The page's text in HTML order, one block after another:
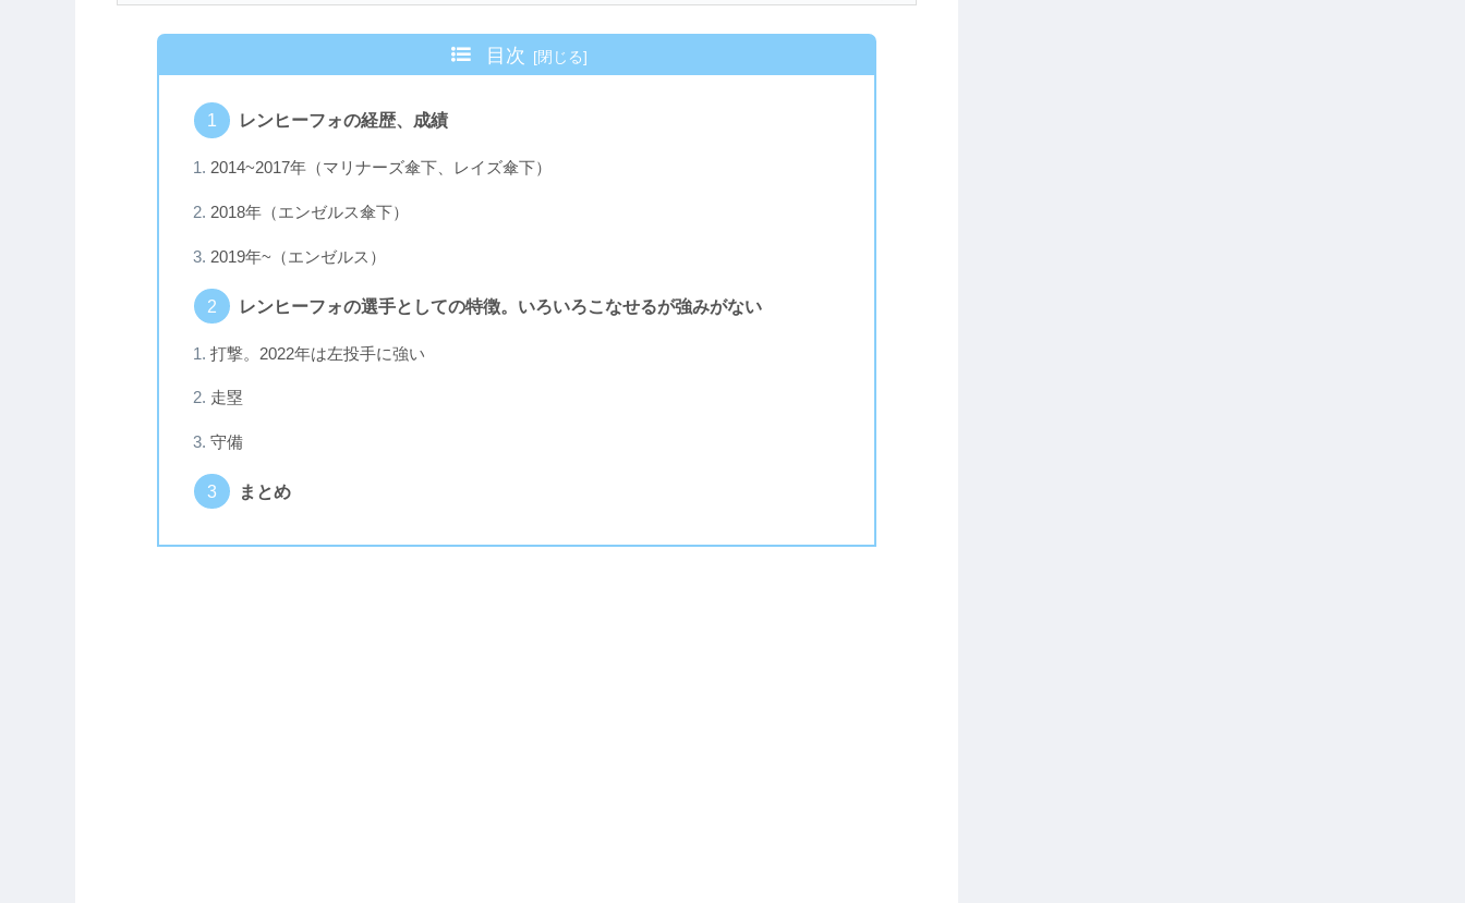
目次
レンヒーフォの経歴、成績
2014~2017年（マリナーズ傘下、レイズ傘下）
2018年（エンゼルス傘下）
2019年~（エンゼルス）
レンヒーフォの選手としての特徴。いろいろこなせるが強みがない
打撃。2022年は左投手に強い
走塁
守備
まとめ